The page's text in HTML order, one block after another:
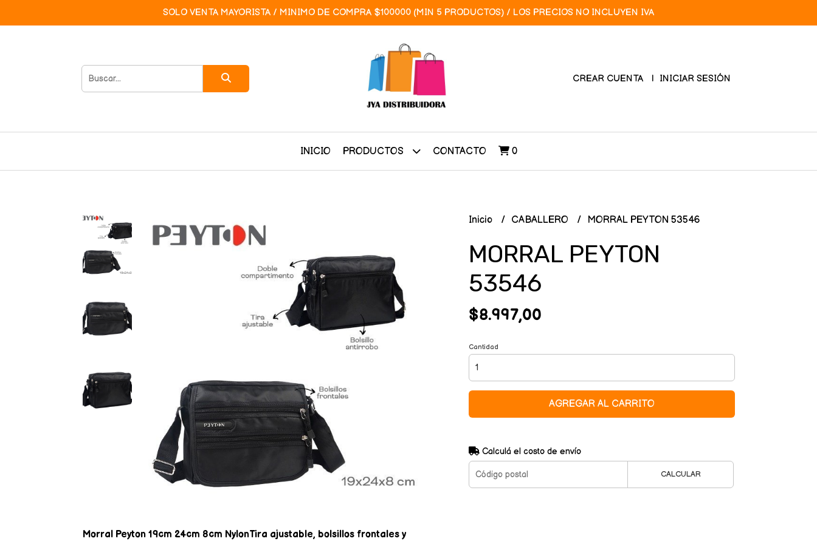
SOLO VENTA MAYORISTA / MINIMO DE COMPRA $100000 (MIN 5 PRODUCTOS) / LOS PRECIOS NO INCLUYEN IVA
CREAR CUENTA INICIAR SESIÓN
INICIO PRODUCTOS CONTACTO 0
Morral Peyton 19cm 24cm 8cm NylonTira ajustable, bolsillos frontales y
Inicio CABALLERO MORRAL PEYTON 53546
MORRAL PEYTON
53546
$8.997,00
Cantidad
AGREGAR AL CARRITO
Calculá el costo de envío
CALCULAR